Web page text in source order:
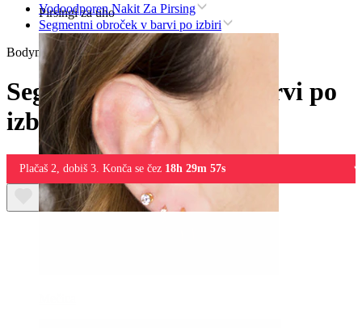
Pirsingi za uho
Vodoodporen Nakit Za Pirsing
Segmentni obroček v barvi po izbiri
Bodymod Essentials
Segmentni obroček v barvi po
izbiri
Plačaš 2, dobiš 3. Konča se čez 18h 29m 57s